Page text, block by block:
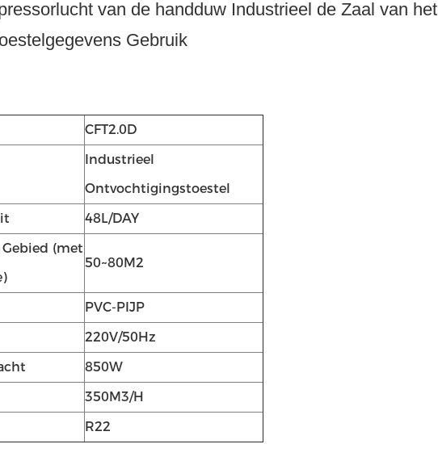
van de handduw Industrieel de Zaal van het
Gebruik
CFT2.0D
Industrieel
Ontvochtigingstoestel
48L/DAY
(met
50~80M2
PVC-PIJP
220V/50Hz
850W
350M3/H
R22